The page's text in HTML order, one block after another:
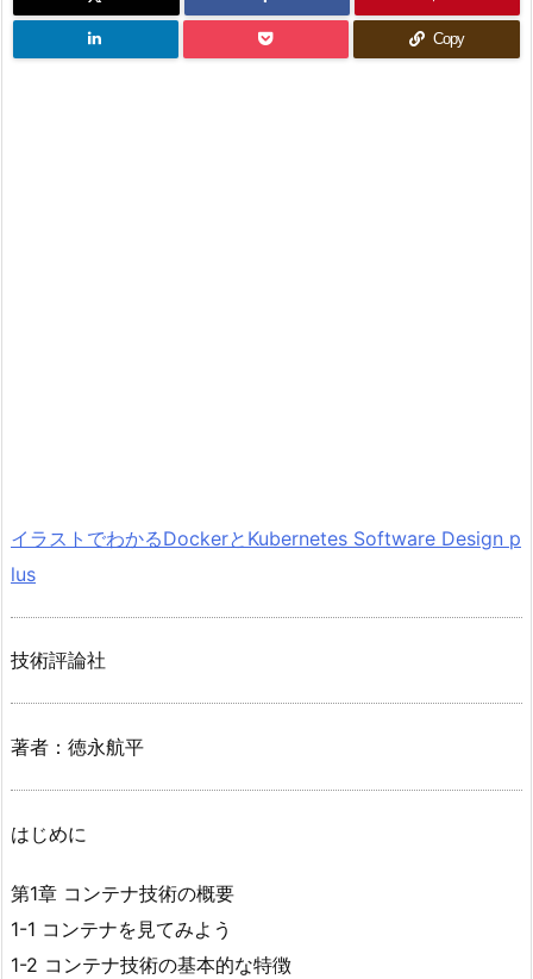
Copy
イラストでわかるDockerとKubernetes Software Design p
lus
技術評論社
著者：徳永航平
はじめに
第1章 コンテナ技術の概要
1-1 コンテナを見てみよう
1-2 コンテナ技術の基本的な特徴